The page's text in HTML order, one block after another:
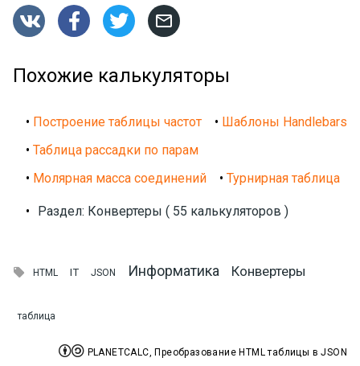
   
Похожие калькуляторы
• Построение таблицы частот • Шаблоны Handlebars
• Таблица рассадки по парам
• Молярная масса соединений • Турнирная таблица
• Раздел: Конвертеры ( 55 калькуляторов )
 HTML IT JSON Информатика Конвертеры
таблица
 PLANETCALC, Преобразование HTML таблицы в JSON